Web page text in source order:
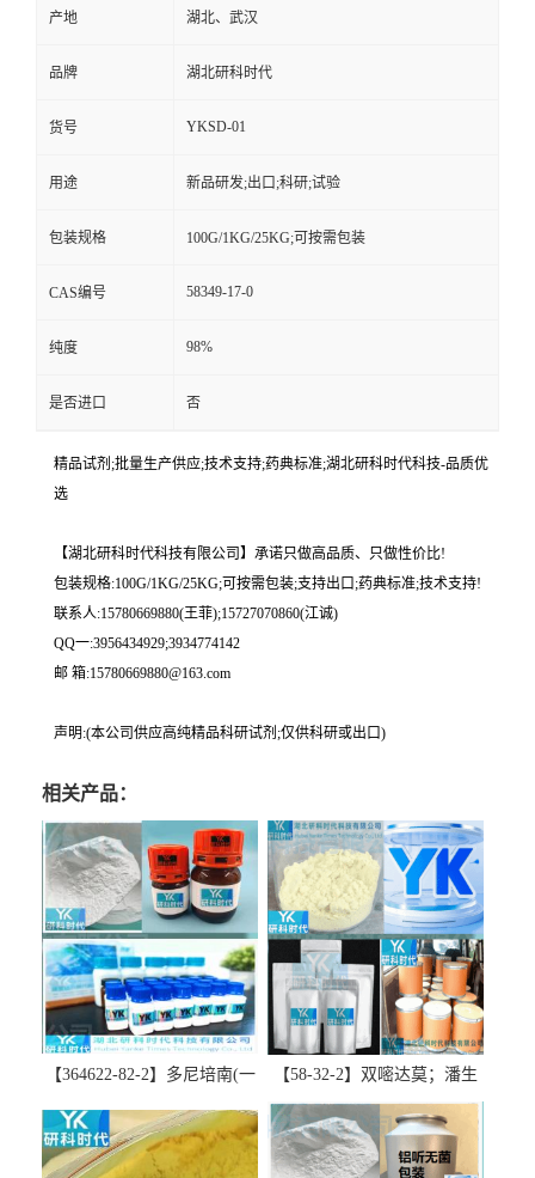
产地 湖北、武汉
品牌 湖北研科时代
货号 YKSD-01
用途 新品研发;出口;科研;试验
包装规格 100G/1KG/25KG;可按需包装
CAS编号 58349-17-0
纯度 98%
是否进口 否
精品试剂;批量生产供应;技术支持;药典标准;湖北研科时代科技-品质优
选
【湖北研科时代科技有限公司】承诺只做高品质、只做性价比!
包装规格:100G/1KG/25KG;可按需包装;支持出口;药典标准;技术支持!
联系人:15780669880(王菲);15727070860(江诚)
QQ一:3956434929;3934774142
邮 箱:15780669880@163.com
声明:(本公司供应高纯精品科研试剂;仅供科研或出口)
相关产品：
【364622-82-2】多尼培南(一
精品科研试剂-湖北研科时代
科技-“研”无止境;“科”学创
【58-32-2】双嘧达莫；潘生
丁-精品科研试剂-湖北研科时
代科技-“研”无止境;“科”学创
新！支持三方验证；支持定